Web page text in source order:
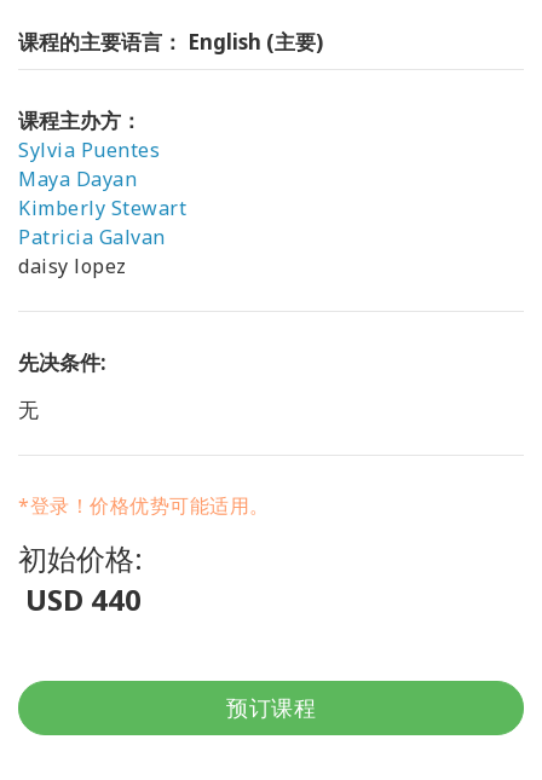
课程的主要语言： English (主要)
课程主办方：
Sylvia Puentes
Maya Dayan
Kimberly Stewart
Patricia Galvan
daisy lopez
先决条件:
无
*登录！价格优势可能适用。
初始价格:
USD 440
预订课程